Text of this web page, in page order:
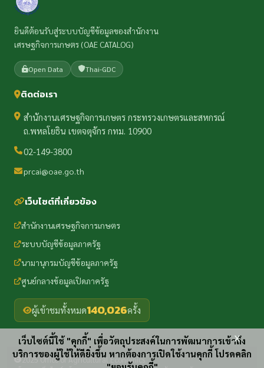
ยินดีต้อนรับสู่ระบบบัญชีข้อมูลของสำนักงาน
เศรษฐกิจการเกษตร (OAE CATALOG)
Open Data Thai-GDC
ติดต่อเรา
สำนักงานเศรษฐกิจการเกษตร กระทรวงเกษตรและสหกรณ์
ถ.พหลโยธิน เขตจตุจักร กทม. 10900
02-149-3800
prcai@oae.go.th
เว็บไซต์ที่เกี่ยวข้อง
สำนักงานเศรษฐกิจการเกษตร
ระบบบัญชีข้อมูลภาครัฐ
นามานุกรมบัญชีข้อมูลภาครัฐ
ศูนย์กลางข้อมูลเปิดภาครัฐ
ผู้เข้าชมทั้งหมด140,026ครั้ง
2025 Office of Agricultural Economics
เว็บไซต์นี้ใช้ "คุกกี้" เพื่อวัตถุประสงค์ในการพัฒนาการเข้าถึง
บริการของผู้ใช้ให้ดียิ่งขึ้น หากต้องการเปิดใช้งานคุกกี้ โปรดคลิก
x